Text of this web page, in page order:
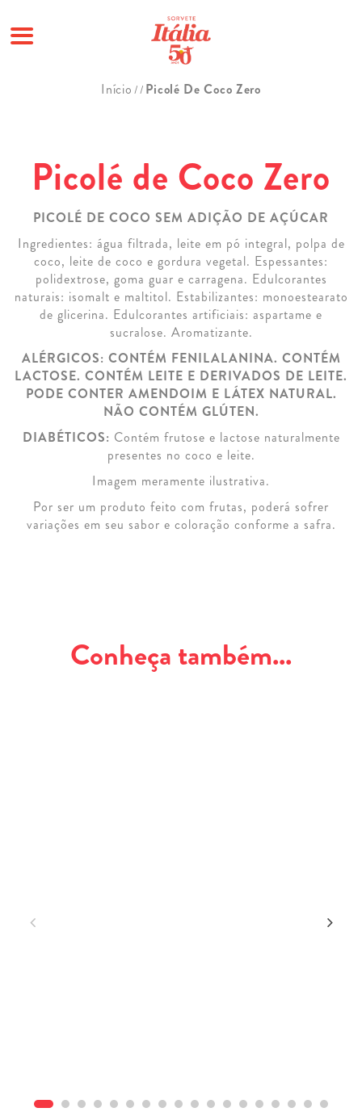
Pular
Início // Picolé De Coco Zero
Picolé de Coco Zero
PICOLÉ DE COCO SEM ADIÇÃO DE AÇÚCAR
Ingredientes: água filtrada, leite em pó integral, polpa de
coco, leite de coco e gordura vegetal. Espessantes:
polidextrose, goma guar e carragena. Edulcorantes
naturais: isomalt e maltitol. Estabilizantes: monoestearato
de glicerina. Edulcorantes artificiais: aspartame e
sucralose. Aromatizante.
ALÉRGICOS: CONTÉM FENILALANINA. CONTÉM
LACTOSE. CONTÉM LEITE E DERIVADOS DE LEITE.
PODE CONTER AMENDOIM E LÁTEX NATURAL.
NÃO CONTÉM GLÚTEN.
DIABÉTICOS: Contém frutose e lactose naturalmente
presentes no coco e leite.
Imagem meramente ilustrativa.
Por ser um produto feito com frutas, poderá sofrer
variações em seu sabor e coloração conforme a safra.
Conheça também...